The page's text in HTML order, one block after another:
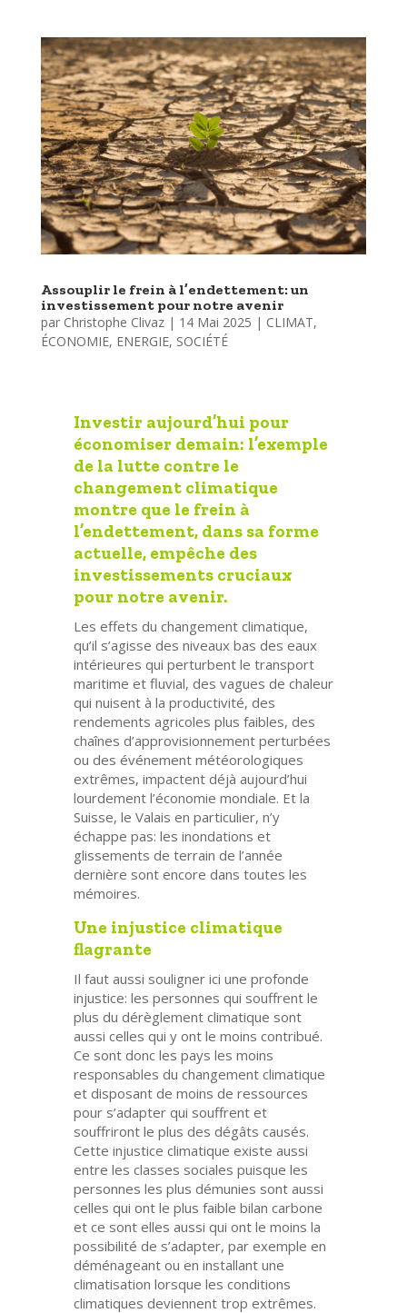
Assouplir le frein à l’endettement: un
investissement pour notre avenir
par Christophe Clivaz| 14 Mai 2025 | CLIMAT,
ÉCONOMIE, ENERGIE, SOCIÉTÉ
Investir aujourd’hui pour
économiser demain: l’exemple
de la lutte contre le
changement climatique
montre que le frein à
l’endettement, dans sa forme
actuelle, empêche des
investissements cruciaux
pour notre avenir.
Les effets du changement climatique,
qu’il s’agisse des niveaux bas des eaux
intérieures qui perturbent le transport
maritime et fluvial, des vagues de chaleur
qui nuisent à la productivité, des
rendements agricoles plus faibles, des
chaînes d’approvisionnement perturbées
ou des événement météorologiques
extrêmes, impactent déjà aujourd’hui
lourdement l’économie mondiale. Et la
Suisse, le Valais en particulier, n’y
échappe pas: les inondations et
glissements de terrain de l’année
dernière sont encore dans toutes les
mémoires.
Une injustice climatique
flagrante
Il faut aussi souligner ici une profonde
injustice: les personnes qui souffrent le
plus du dérèglement climatique sont
aussi celles qui y ont le moins contribué.
Ce sont donc les pays les moins
responsables du changement climatique
et disposant de moins de ressources
pour s’adapter qui souffrent et
souffriront le plus des dégâts causés.
Cette injustice climatique existe aussi
entre les classes sociales puisque les
personnes les plus démunies sont aussi
celles qui ont le plus faible bilan carbone
et ce sont elles aussi qui ont le moins la
possibilité de s’adapter, par exemple en
déménageant ou en installant une
climatisation lorsque les conditions
climatiques deviennent trop extrêmes.